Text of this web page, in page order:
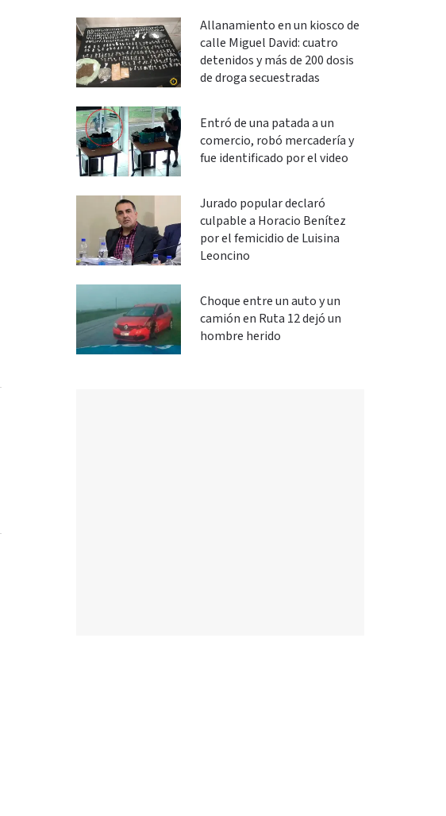
Allanamiento en un kiosco de
calle Miguel David: cuatro
detenidos y más de 200 dosis
de droga secuestradas
Entró de una patada a un
comercio, robó mercadería y
fue identificado por el video
Jurado popular declaró
culpable a Horacio Benítez
por el femicidio de Luisina
Leoncino
Choque entre un auto y un
camión en Ruta 12 dejó un
hombre herido